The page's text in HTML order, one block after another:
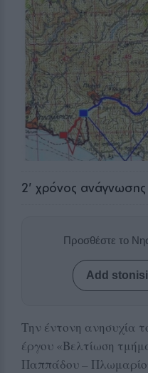
2' χρόνος ανάγνωσης
Προσθέστε το
Add
Την έντονη ανησυχία
έργου «Βελτίωση
Παππάδου –